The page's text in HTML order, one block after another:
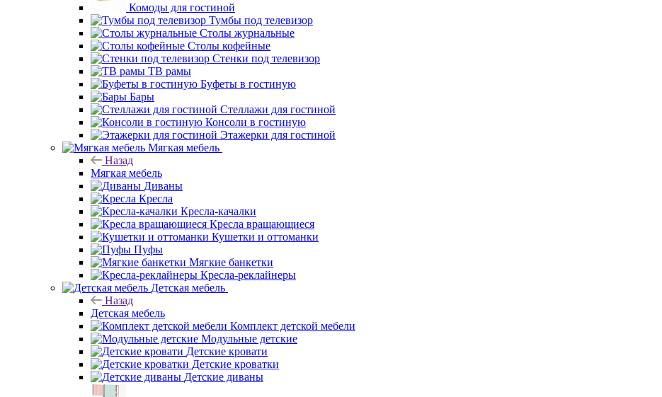
Комоды для гостиной
Тумбы под телевизор
Столы журнальные
Столы кофейные
Стенки под телевизор
ТВ рамы
Буфеты в гостиную
Бары
Стеллажи для гостиной
Консоли в гостиную
Этажерки для гостиной
Мягкая мебель
Назад
Мягкая мебель
Диваны
Кресла
Кресла-качалки
Кресла вращающиеся
Кушетки и оттоманки
Пуфы
Мягкие банкетки
Кресла-реклайнеры
Детская мебель
Назад
Детская мебель
Комплект детской мебели
Модульные детские
Детские кровати
Детские кроватки
Детские диваны